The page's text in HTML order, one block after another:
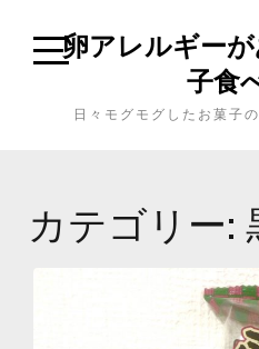
卵アレルギー
子食
日々モグモグしたお菓子
カテゴリー: